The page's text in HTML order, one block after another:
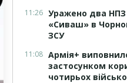
11:26 Уражено два НПЗ
«Сиваш» в
ЗСУ
11:08 Армія+
застосунком
чотирьох